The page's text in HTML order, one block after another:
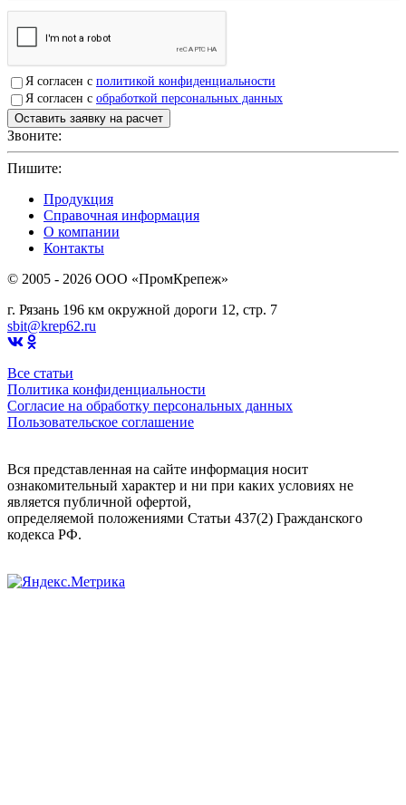
Я согласен с политикой конфиденциальности
Я согласен с обработкой персональных данных
Звоните:
Пишите:
Продукция
Справочная информация
О компании
Контакты
© 2005 - 2026 OOO «ПромКрепеж»
г. Рязань 196 км окружной дороги 12, стр. 7
sbit@krep62.ru
Все статьи
Политика конфиденциальности
Согласие на обработку персональных данных
Пользовательское соглашение
Вся представленная на сайте информация носит
ознакомительный характер и ни при каких условиях не
является публичной офертой,
определяемой положениями Статьи 437(2) Гражданского
кодекса РФ.